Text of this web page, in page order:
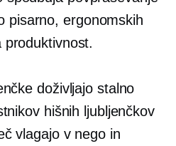
pisarno, ergonomskih
produktivnost.
doživljajo stalno
hišnih ljubljenčkov
vlagajo v nego in